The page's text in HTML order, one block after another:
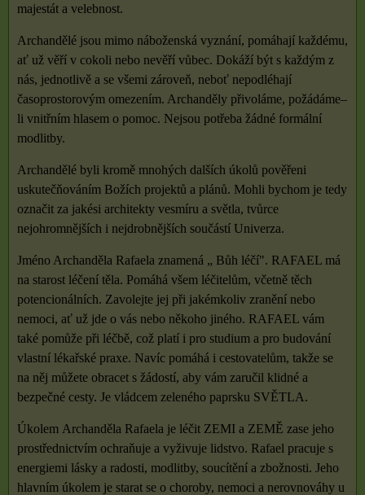
majestát a velebnost.
Archandělé jsou mimo náboženská vyznání, pomáhají každému,
ať už věří v cokoli nebo nevěří vůbec. Dokáží být s každým z
nás, jednotlivě a se všemi zároveň, neboť nepodléhají
časoprostorovým omezením. Archanděly přivoláme, požádáme–
li vnitřním hlasem o pomoc. Nejsou potřeba žádné formální
modlitby.
Archandělé byli kromě mnohých dalších úkolů pověřeni
uskutečňováním Božích projektů a plánů. Mohli bychom je tedy
označit za jakési architekty vesmíru a světla, tvůrce
nejohromnějších i nejdrobnějších součástí Univerza.
Jméno Archanděla Rafaela znamená „ Bůh léčí". RAFAEL má
na starost léčení těla. Pomáhá všem léčitelům, včetně těch
potencionálních. Zavolejte jej při jakémkoliv zranění nebo
nemoci, ať už jde o vás nebo někoho jiného. RAFAEL vám
také pomůže při léčbě, což platí i pro studium a pro budování
vlastní lékařské praxe. Navíc pomáhá i cestovatelům, takže se
na něj můžete obracet s žádostí, aby vám zaručil klidné a
bezpečné cesty. Je vládcem zeleného paprsku SVĚTLA.
Úkolem Archanděla Rafaela je léčit ZEMI a ZEMĚ zase jeho
prostřednictvím ochraňuje a vyživuje lidstvo. Rafael pracuje s
energiemi lásky a radosti, modlitby, soucítění a zbožnosti. Jeho
hlavním úkolem je starat se o choroby, nemoci a nerovnováhy u